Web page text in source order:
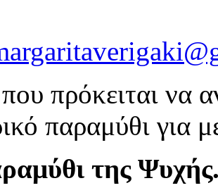
πρόκειται να
παραμύθι για
της